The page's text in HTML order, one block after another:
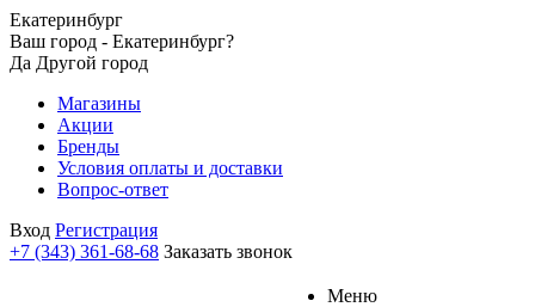
Екатеринбург
Ваш город - Екатеринбург?
Да Другой город
Магазины
Акции
Бренды
Условия оплаты и доставки
Вопрос-ответ
Вход Регистрация
+7 (343) 361-68-68 Заказать звонок
Меню